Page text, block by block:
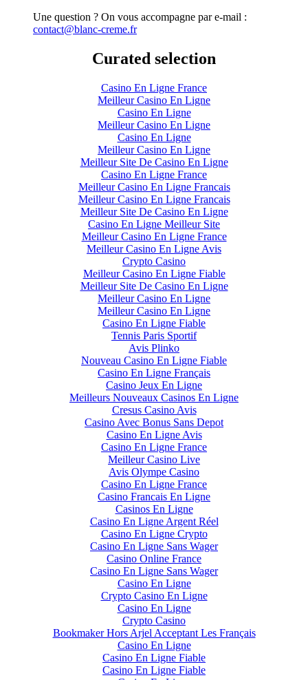
Une question ? On vous accompagne par e-mail :
contact@blanc-creme.fr
Curated selection
Casino En Ligne France
Meilleur Casino En Ligne
Casino En Ligne
Meilleur Casino En Ligne
Casino En Ligne
Meilleur Casino En Ligne
Meilleur Site De Casino En Ligne
Casino En Ligne France
Meilleur Casino En Ligne Francais
Meilleur Casino En Ligne Francais
Meilleur Site De Casino En Ligne
Casino En Ligne Meilleur Site
Meilleur Casino En Ligne France
Meilleur Casino En Ligne Avis
Crypto Casino
Meilleur Casino En Ligne Fiable
Meilleur Site De Casino En Ligne
Meilleur Casino En Ligne
Meilleur Casino En Ligne
Casino En Ligne Fiable
Tennis Paris Sportif
Avis Plinko
Nouveau Casino En Ligne Fiable
Casino En Ligne Français
Casino Jeux En Ligne
Meilleurs Nouveaux Casinos En Ligne
Cresus Casino Avis
Casino Avec Bonus Sans Depot
Casino En Ligne Avis
Casino En Ligne France
Meilleur Casino Live
Avis Olympe Casino
Casino En Ligne France
Casino Francais En Ligne
Casinos En Ligne
Casino En Ligne Argent Réel
Casino En Ligne Crypto
Casino En Ligne Sans Wager
Casino Online France
Casino En Ligne Sans Wager
Casino En Ligne
Crypto Casino En Ligne
Casino En Ligne
Crypto Casino
Bookmaker Hors Arjel Acceptant Les Français
Casino En Ligne
Casino En Ligne Fiable
Casino En Ligne Fiable